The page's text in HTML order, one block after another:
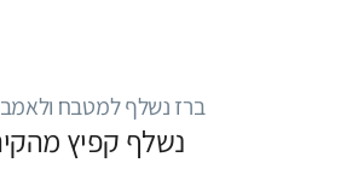
ברז נשלף למטבח
נשלף קפיץ